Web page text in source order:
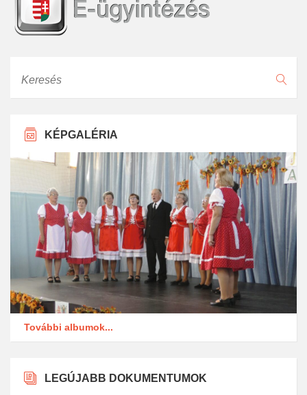
KÉPGALÉRIA
További albumok...
LEGÚJABB DOKUMENTUMOK